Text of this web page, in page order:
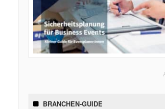
BRANCHEN-GUIDE